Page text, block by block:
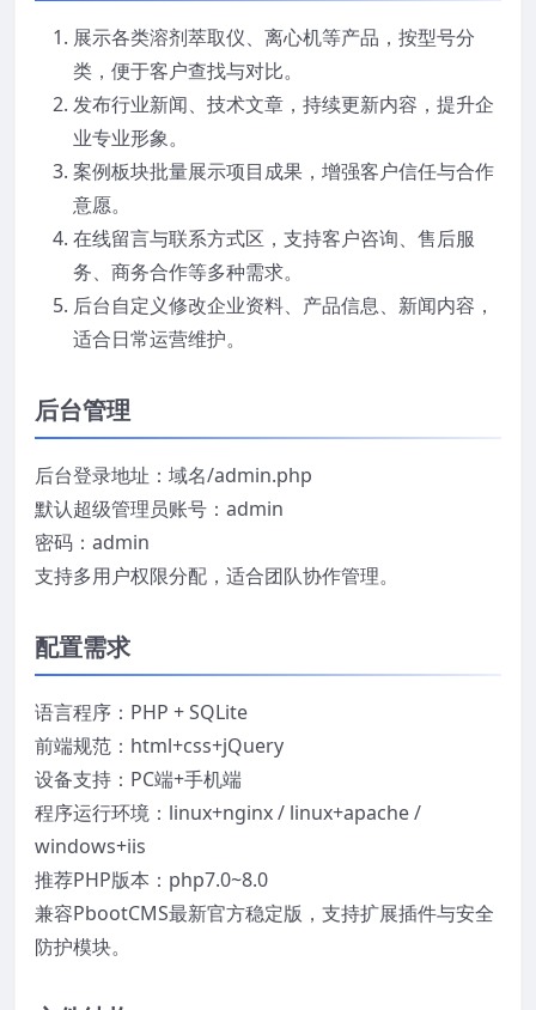
展示各类溶剂萃取仪、离心机等产品，按型号分
类，便于客户查找与对比。
发布行业新闻、技术文章，持续更新内容，提升企
业专业形象。
案例板块批量展示项目成果，增强客户信任与合作
意愿。
在线留言与联系方式区，支持客户咨询、售后服
务、商务合作等多种需求。
后台自定义修改企业资料、产品信息、新闻内容，
适合日常运营维护。
后台管理
后台登录地址：域名/admin.php
默认超级管理员账号：admin
密码：admin
支持多用户权限分配，适合团队协作管理。
配置需求
语言程序：PHP + SQLite
前端规范：html+css+jQuery
设备支持：PC端+手机端
程序运行环境：linux+nginx / linux+apache /
windows+iis
推荐PHP版本：php7.0~8.0
兼容PbootCMS最新官方稳定版，支持扩展插件与安全
防护模块。